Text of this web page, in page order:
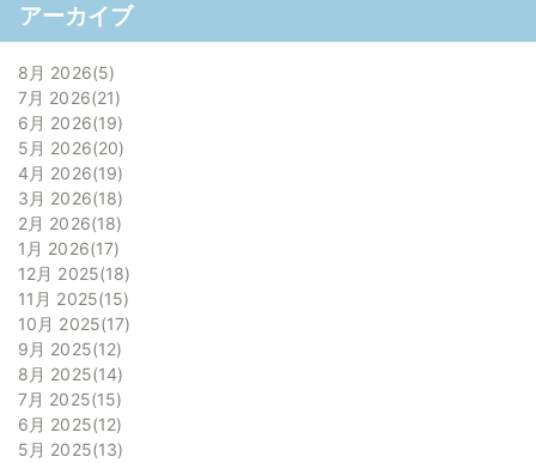
アーカイブ
8月 2026 5
7月 2026 21
6月 2026 19
5月 2026 20
4月 2026 19
3月 2026 18
2月 2026 18
1月 2026 17
12月 2025 18
11月 2025 15
10月 2025 17
9月 2025 12
8月 2025 14
7月 2025 15
6月 2025 12
5月 2025 13